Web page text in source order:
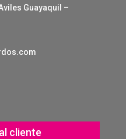
Guayaquil –
cliente